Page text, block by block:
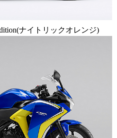
ナイトリックオレンジ)